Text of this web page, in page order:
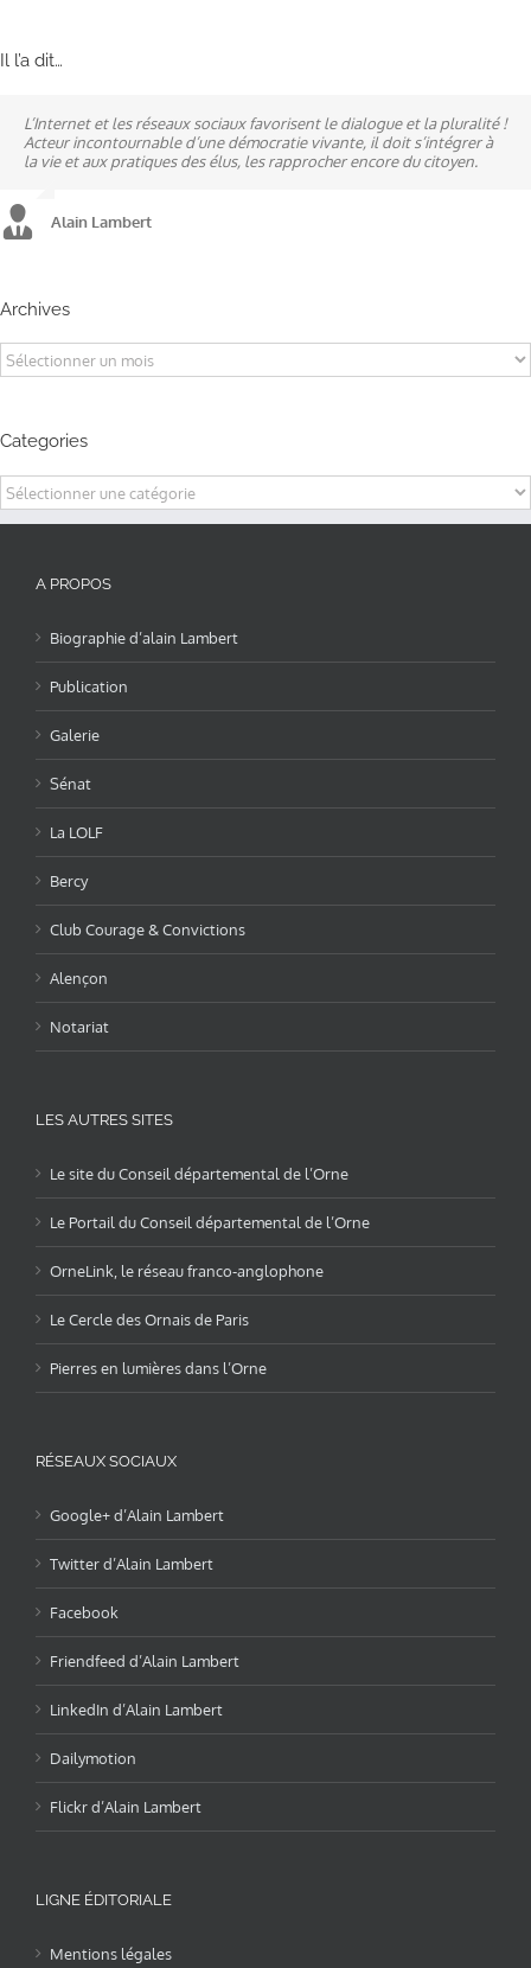
Il l’a dit…
L’Internet et les réseaux sociaux favorisent le dialogue et la pluralité !
Acteur incontournable d’une démocratie vivante, il doit s’intégrer à
la vie et aux pratiques des élus, les rapprocher encore du citoyen.
Alain Lambert
Ne pas subir, mais construire son destin, telle est la philosophie qui
n’a cessé de mobiliser la ville d’Alençon, son agglomération et ses
élus.
Alain Lambert
A mes yeux, la politique est synonyme de service : un sénateur doit
être au service des élus et des communes comme un maire sait si bien
l’être au service des habitants.
Alain Lambert
Archives
Archives
Categories
Categories
A PROPOS
Biographie d’alain Lambert
Publication
Galerie
Sénat
La LOLF
Bercy
Club Courage & Convictions
Alençon
Notariat
LES AUTRES SITES
Le site du Conseil départemental de l’Orne
Le Portail du Conseil départemental de l’Orne
OrneLink, le réseau franco-anglophone
Le Cercle des Ornais de Paris
Pierres en lumières dans l’Orne
RÉSEAUX SOCIAUX
Google+ d’Alain Lambert
Twitter d’Alain Lambert
Facebook
Friendfeed d’Alain Lambert
LinkedIn d’Alain Lambert
Dailymotion
Flickr d’Alain Lambert
LIGNE ÉDITORIALE
Mentions légales